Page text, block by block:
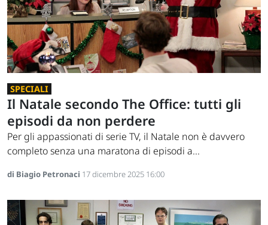
SPECIALI
Il Natale secondo The Office: tutti gli
episodi da non perdere
Per gli appassionati di serie TV, il Natale non è davvero
completo senza una maratona di episodi a...
di Biagio Petronaci 17 dicembre 2025 16:00